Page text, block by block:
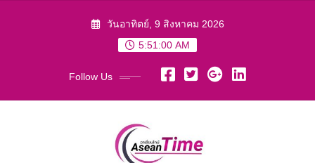
วันอาทิตย์, 9 สิงหาคม 2026
5:51:01 AM
Follow Us